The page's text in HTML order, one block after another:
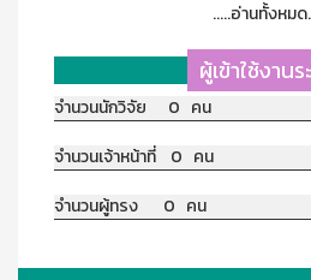
.....อ่านทั้งหมด
ผู้เข้าใช้งาน
จำนวนนักวิจัย 0 คน
จำนวนเจ้าหน้าที่ 0 คน
จำนวนผู้ทรง 0 คน